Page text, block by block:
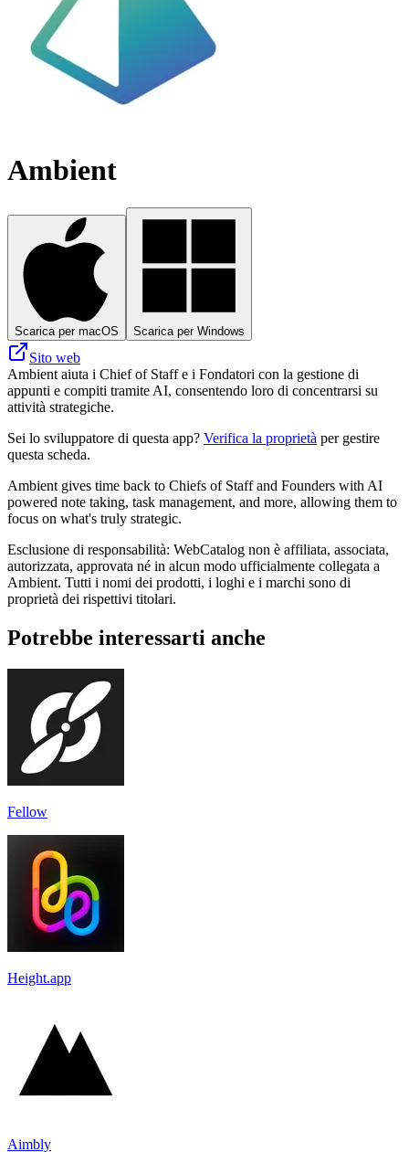
Ambient
Scarica per macOS Scarica per Windows
Sito web
Ambient aiuta i Chief of Staff e i Fondatori con la gestione di
appunti e compiti tramite AI, consentendo loro di concentrarsi su
attività strategiche.
Sei lo sviluppatore di questa app? Verifica la proprietà per gestire
questa scheda.
Ambient gives time back to Chiefs of Staff and Founders with AI
powered note taking, task management, and more, allowing them to
focus on what's truly strategic.
Esclusione di responsabilità: WebCatalog non è affiliata, associata,
autorizzata, approvata né in alcun modo ufficialmente collegata a
Ambient. Tutti i nomi dei prodotti, i loghi e i marchi sono di
proprietà dei rispettivi titolari.
Potrebbe interessarti anche
Fellow
Height.app
Aimbly